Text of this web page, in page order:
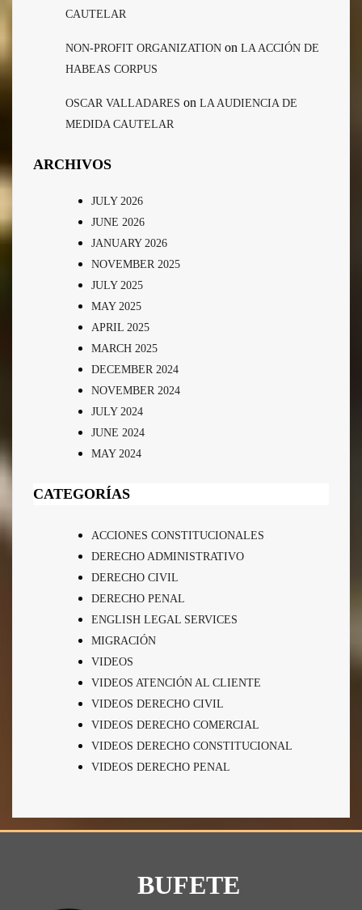
CAUTELAR
NON-PROFIT ORGANIZATION on LA ACCIÓN DE
HABEAS CORPUS
OSCAR VALLADARES on LA AUDIENCIA DE
MEDIDA CAUTELAR
ARCHIVOS
JULY 2026
JUNE 2026
JANUARY 2026
NOVEMBER 2025
JULY 2025
MAY 2025
APRIL 2025
MARCH 2025
DECEMBER 2024
NOVEMBER 2024
JULY 2024
JUNE 2024
MAY 2024
CATEGORÍAS
ACCIONES CONSTITUCIONALES
DERECHO ADMINISTRATIVO
DERECHO CIVIL
DERECHO PENAL
ENGLISH LEGAL SERVICES
MIGRACIÓN
VIDEOS
VIDEOS ATENCIÓN AL CLIENTE
VIDEOS DERECHO CIVIL
VIDEOS DERECHO COMERCIAL
VIDEOS DERECHO CONSTITUCIONAL
VIDEOS DERECHO PENAL
BUFETE